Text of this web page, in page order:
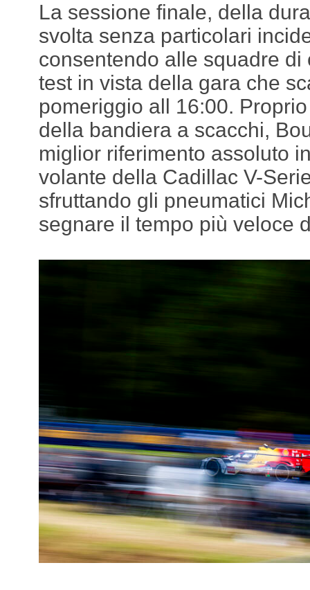
La sessione finale, della
svolta senza particolari
consentendo alle squadre
test in vista della gara che
pomeriggio all 16:00.
della bandiera a scacchi,
miglior riferimento assoluto
volante della Cadillac V-
sfruttando gli pneumatici
segnare il tempo più veloce